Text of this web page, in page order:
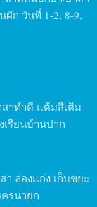
ผัก วันที่ 1-2, 8-9,
สาทำดี แต้มสีเติม
เรียนบ้านปาก
า ล่องแก่ง เก็บขยะ
รนายก